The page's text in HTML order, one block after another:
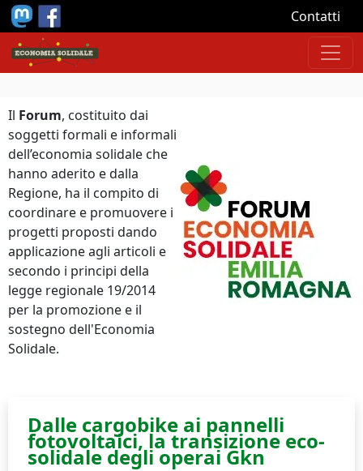
Salta al contenuto principale Contatti
Il Forum, costituito dai
soggetti formali e informali
dell’economia solidale che
hanno aderito e dalla
Regione, ha il compito di
coordinare e promuovere i
progetti proposti dando
applicazione agli articoli e
secondo i principi della
legge regionale 19/2014
per la promozione e il
sostegno dell'Economia
Solidale.
Dalle cargobike ai pannelli
fotovoltaici, la transizione eco-
solidale degli operai Gkn